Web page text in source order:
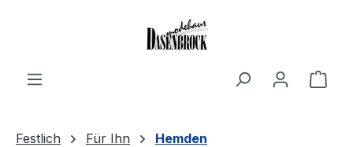
Festlich Für Ihn Hemden